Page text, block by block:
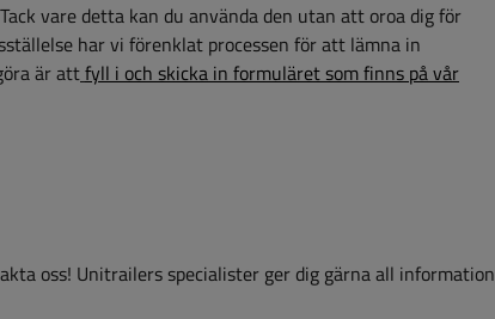
Tack vare detta kan du använda den utan att oroa dig för
har vi förenklat processen för att lämna in
är attfyll i och skicka in formuläret som finns på vår
oss! Unitrailers specialister ger dig gärna all information